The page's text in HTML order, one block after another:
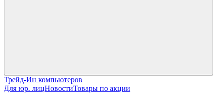
Трейд-Ин компьютеров
Для юр. лицНовостиТовары по акции